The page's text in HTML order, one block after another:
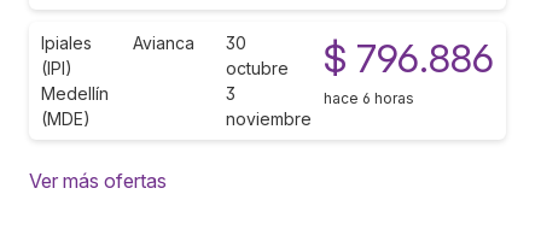
Ipiales
(IPI)
Medellín
(MDE)
Avianca
30
octubre
3
noviembre
$ 796.886
hace 6 horas
Ver más ofertas